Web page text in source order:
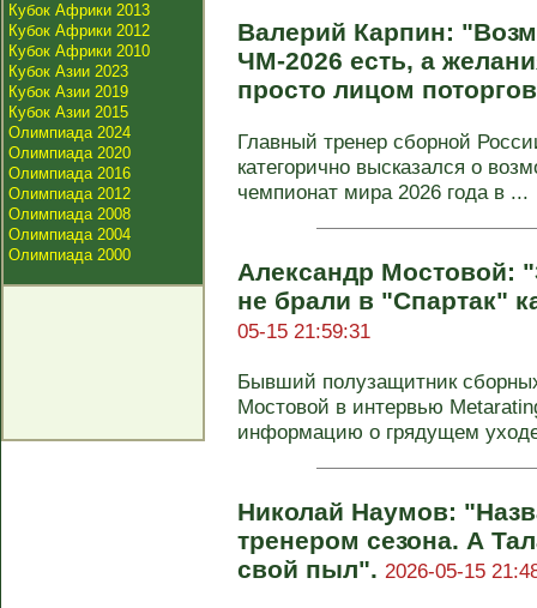
Кубок Африки 2013
Кубок Африки 2012
Кубок Африки 2010
Кубок Азии 2023
Кубок Азии 2019
Кубок Азии 2015
Олимпиада 2024
Олимпиада 2020
Олимпиада 2016
Олимпиада 2012
Олимпиада 2008
Олимпиада 2004
Олимпиада 2000
Валерий Карпин:
ЧМ-2026 есть, а
просто лицом
Главный тренер сборной
категорично высказался о
чемпионат мира 2026 года в ...
Александр Мостовой:
не брали в "Спартак"
05-15 21:59:31
Бывший полузащитник
Мостовой в интервью
информацию о грядущем
Николай Наумов:
тренером сезона. А
свой пыл". 2026-05-15